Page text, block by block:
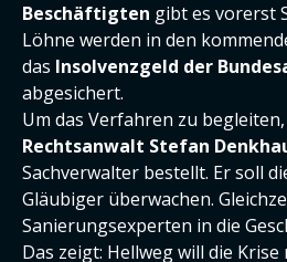
Beschäftigten gibt es vorerst
Löhne werden in den
das Insolvenzgeld der
abgesichert.
Um das Verfahren zu
Rechtsanwalt Stefan
Sachverwalter bestellt. Er soll
Gläubiger überwachen.
Sanierungsexperten in die
Das zeigt: Hellweg will die